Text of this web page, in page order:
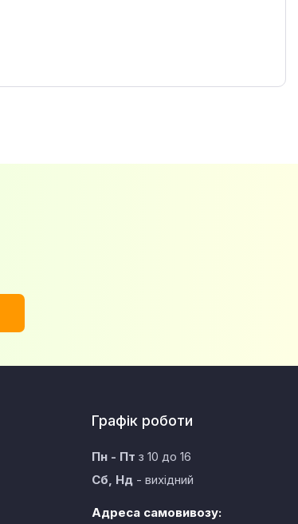
Графік роботи
Пн - Пт з 10 до 16
Сб, Нд- вихідний
Адреса самовивозу: